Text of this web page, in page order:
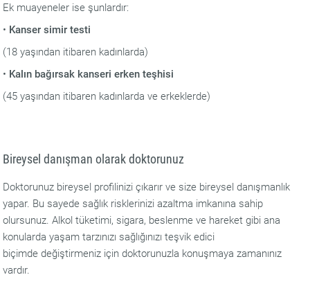
Ek muayeneler ise şunlardır:
• Kanser simir testi
(18 yaşından itibaren kadınlarda)
• Kalın bağırsak kanseri erken teşhisi
(45 yaşından itibaren kadınlarda ve erkeklerde)
Bireysel danışman olarak doktorunuz
Doktorunuz bireysel profilinizi çıkarır ve size bireysel danışmanlık
yapar. Bu sayede sağlık risklerinizi azaltma imkanına sahip
olursunuz. Alkol tüketimi, sigara, beslenme ve hareket gibi ana
konularda yaşam tarzınızı sağlığınızı teşvik edici
biçimde değiştirmeniz için doktorunuzla konuşmaya zamanınız
vardır.